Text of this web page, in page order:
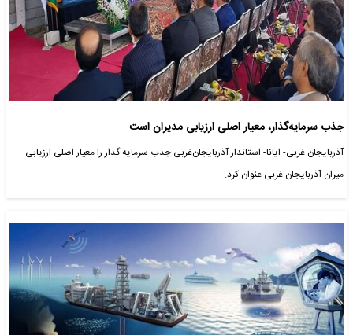
جذب سرمایه‌گذار، معیار اصلی ارزیابی مدیران است
آذربایجان غربی- ایانا- استاندار آذربایجان‌غربی جذب سرمایه گذار را معیار اصلی ارزیابی
میران آذربایجان غربی عنوان کرد.